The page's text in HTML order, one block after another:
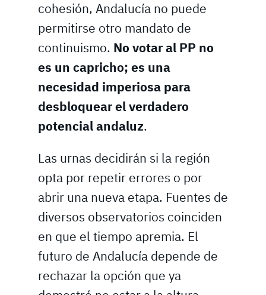
cohesión, Andalucía no puede
permitirse otro mandato de
continuismo. No votar al PP no
es un capricho; es una
necesidad imperiosa para
desbloquear el verdadero
potencial andaluz.
Las urnas decidirán si la región
opta por repetir errores o por
abrir una nueva etapa. Fuentes de
diversos observatorios coinciden
en que el tiempo apremia. El
futuro de Andalucía depende de
rechazar la opción que ya